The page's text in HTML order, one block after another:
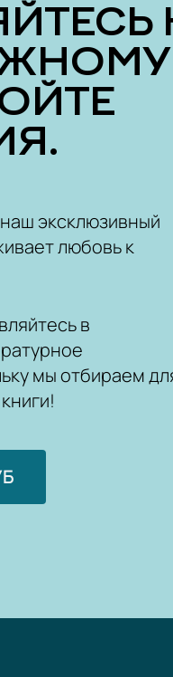
эксклюзивный
любовь к
в
мы отбираем